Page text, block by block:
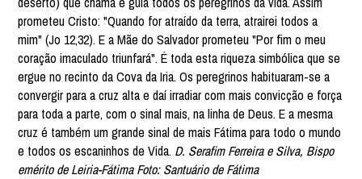
prometeu Cristo: "Quando for atraído da terra, atrairei todos a
mim" (Jo 12,32). E a Mãe do Salvador prometeu "Por fim o meu
coração imaculado triunfará". É toda esta riqueza simbólica que se
ergue no recinto da Cova da Iria. Os peregrinos habituaram-se a
convergir para a cruz alta e daí irradiar com mais convicção e força
para toda a parte, com o sinal mais, na linha de Deus. E a mesma
cruz é também um grande sinal de mais Fátima para todo o mundo
e todos os escaninhos de Vida. D. Serafim Ferreira e Silva, Bispo
emérito de Leiria-Fátima Foto: Santuário de Fátima